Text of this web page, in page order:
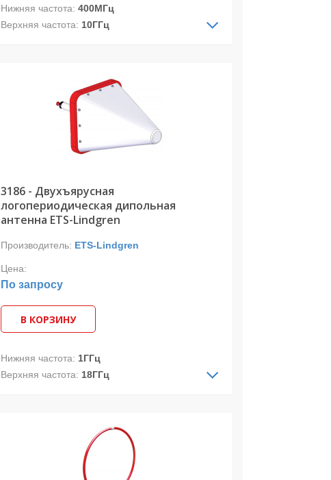
Нижняя частота:400МГц
Верхняя частота: 10ГГц
• Превосходное усиление на всем
• Двойная поляризация
• Компактный, легкий дизайн
3186 - Двухъярусная
логопериодическая дипольная
антенна ETS-Lindgren
Производитель: ETS-Lindgren
Цена:
По запросу
В КОРЗИНУ
Нижняя частота: 1ГГц
Верхняя частота: 18ГГц
• Среднее значение КСВН 2:1
• Подводимая мощность до 20 Вт
• Стабильная ширина луча по E и H